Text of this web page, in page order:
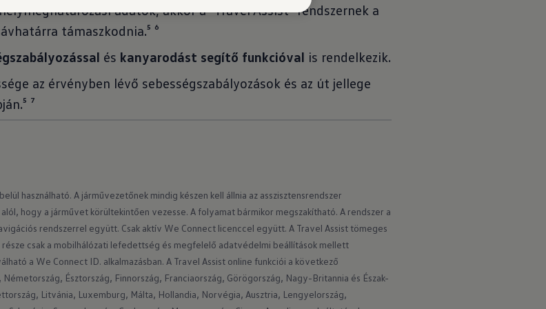
adatok, akkor a "Travel Assist" rendszernek a
támaszkodnia.⁵ ⁶
és kanyarodást segítő funkcióval is rendelkezik.
az érvényben lévő sebességszabályozások és az út jellege
⁷
használható. A járművezetőnek mindig készen kell állnia az asszisztensrendszer
hogy a járművet körültekintően vezesse. A folyamat bármikor megszakítható. A rendszer a
rendszerrel együtt. Csak aktív We Connect licenccel együtt. A Travel Assist tömeges
csak a mobilhálózati lefedettség és megfelelő adatvédelmi beállítások mellett
a We Connect ID. alkalmazásban. A Travel Assist online funkciói a következő
Észtország, Finnország, Franciaország, Görögország, Nagy-Britannia és Észak-
Litvánia, Luxemburg, Málta, Hollandia, Norvégia, Ausztria, Lengyelország,